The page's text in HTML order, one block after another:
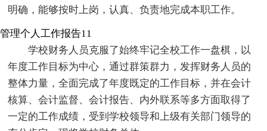
明确，能够按时上岗，认真、负责地完成本职工作。
管理个人工作报告11
学校财务人员克服了始终牢记全校工作一盘棋，以
年度工作目标为中心，通过群策群力，发挥财务人员的
整体力量，全面完成了年度既定的工作目标，并在会计
核算、会计监督、会计报告、内外联系等多方面取得了
一定的工作成绩，受到学校领导和上级有关部门领导的